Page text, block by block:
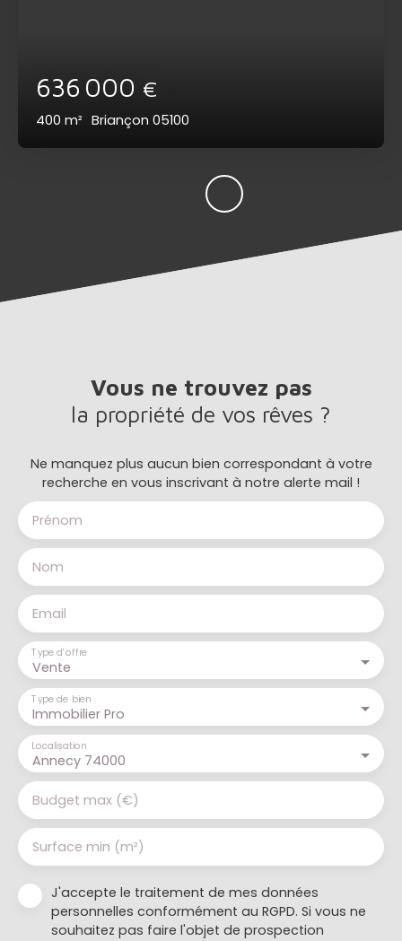
636 000 €
400 m² Briançon 05100
Vous ne trouvez pas
la propriété de vos rêves ?
Ne manquez plus aucun bien correspondant à votre
recherche en vous inscrivant à notre alerte mail !
Prénom
Nom
Email
Vente
Type d'offre
Immobilier Pro
Type de bien
Annecy 74000
Localisation
Budget max (€)
Surface min (m²)
J'accepte le traitement de mes données
personnelles conformément au RGPD. Si vous ne
souhaitez pas faire l'objet de prospection